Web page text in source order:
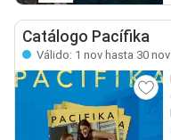
Catálogo Pacífika
Válido: 1 nov hasta 30 nov